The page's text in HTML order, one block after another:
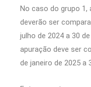
No caso do grupo
deverão ser
julho de 2024 a 30
apuração deve ser
de janeiro de 2025 a